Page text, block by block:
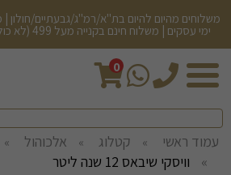
ימי עסקים | משלוח חינם בקנייה מעל 499 (לא כולל בירות, שתיה קלה ועוד)
0
חיפש
בחנות...
עמוד ראשי קטלוג אלכוהול
וויסקי שיבאס 12 שנה ליטר